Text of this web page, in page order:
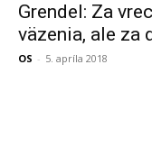
Grendel: Za
väzenia, ale za
OS - 5. apríla 2018